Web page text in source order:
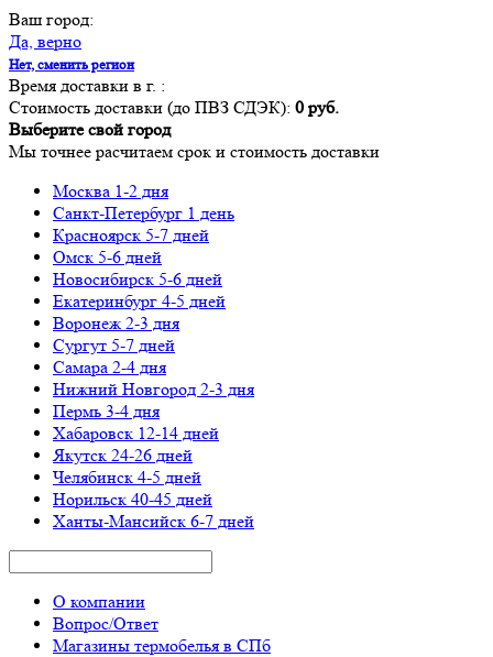
Ваш город:
Да, верно
Нет, сменить регион
Время доставки в г. :
Стоимость доставки (до ПВЗ СДЭК): 0 руб.
Выберите свой город
Мы точнее расчитаем срок и стоимость доставки
Москва 1-2 дня
Санкт-Петербург 1 день
Красноярск 5-7 дней
Омск 5-6 дней
Новосибирск 5-6 дней
Екатеринбург 4-5 дней
Воронеж 2-3 дня
Сургут 5-7 дней
Самара 2-4 дня
Нижний Новгород 2-3 дня
Пермь 3-4 дня
Хабаровск 12-14 дней
Якутск 24-26 дней
Челябинск 4-5 дней
Норильск 40-45 дней
Ханты-Мансийск 6-7 дней
О компании
Вопрос/Ответ
Магазины термобелья в СПб